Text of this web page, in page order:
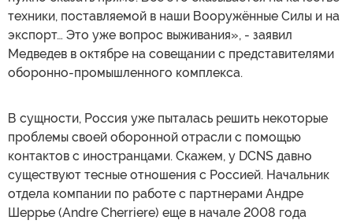
техники, поставляемой в наши Вооружённые Силы и на
экспорт… Это уже вопрос выживания», - заявил
Медведев в октябре на совещании с представителями
оборонно-промышленного комплекса.
В сущности, Россия уже пыталась решить некоторые
проблемы своей оборонной отрасли с помощью
контактов с иностранцами. Скажем, у DCNS давно
существуют тесные отношения с Россией. Начальник
отдела компании по работе с партнерами Андре
Шеррье (Andre Cherriere) еще в начале 2008 года